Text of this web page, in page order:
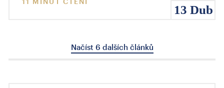
13 Dub
Načíst 6 dalších článků